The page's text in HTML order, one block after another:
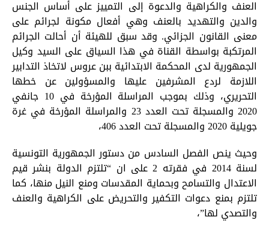
العنف والكراهية والدعوة إلى التمييز على أساس الجنس
والدين والتهديد بالعنف وهي أفعال مكونة لجرائم على
معنى القانون الجزائي. وقد سبق للهيئة أن أحالت الجرائم
المرتكبة بواسطة القناة في هذا السياق على السيد وكيل
الجمهورية لدى المحكمة الابتدائية ببن عروس لاتخاذ التدابير
اللازمة لردع المشرفين عليها والمسؤولين عن خطها
التحريري، وذلك بموجب المراسلة المؤرخة في 10 جانفي
2020 والمسجلة تحت العدد 23 والمراسلة المؤرخة في غرة
جويلية 2020 والمسجلة تحت العدد 406،
وحيث ينص الفصل السادس من دستور الجمهورية التونسية
لسنة 2014 في فقرته 2 على ان “تلتزم الدولة بنشر قيم
الاعتدال والتسامح وبحماية المقدسات ومنع النيل منها، كما
تلتزم بمنع دعوات التكفير والتحريض على الكراهية والعنف
والتصدي لها”،
تبديل اللغة
Français العربية